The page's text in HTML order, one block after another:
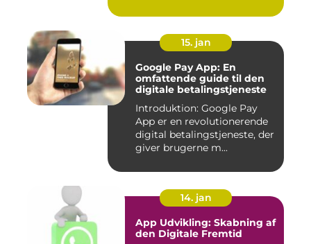
15. jan
Google Pay App: En
omfattende guide til den
digitale betalingstjeneste
Introduktion: Google Pay
App er en revolutionerende
digital betalingstjeneste, der
giver brugerne m...
14. jan
App Udvikling: Skabning af
den Digitale Fremtid